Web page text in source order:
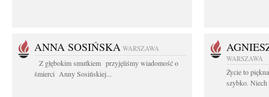
ANNA SOSIŃSKA WARSZAWA
Z głębokim smutkiem przyjęliśmy wiadomość o
śmierci Anny Sosińskiej...
WARSZAWA
Życie to
szybko. Niech